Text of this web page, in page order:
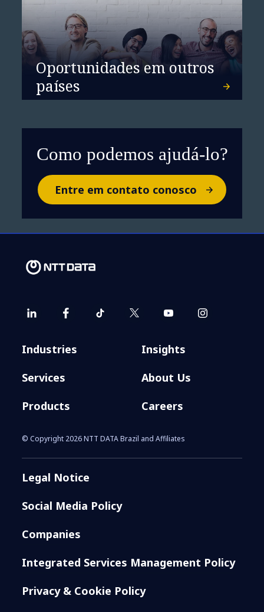
Oportunidades em outros
países
Como podemos ajudá-lo?
Entre em contato conosco
Industries
Services
Products
Insights
About Us
Careers
© Copyright 2026 NTT DATA Brazil and Affiliates
Legal Notice
Social Media Policy
Companies
Integrated Services Management Policy
Privacy & Cookie Policy